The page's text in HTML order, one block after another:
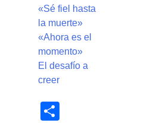
«Sé fiel hasta
la muerte»
«Ahora es el
momento»
El desafío a
creer